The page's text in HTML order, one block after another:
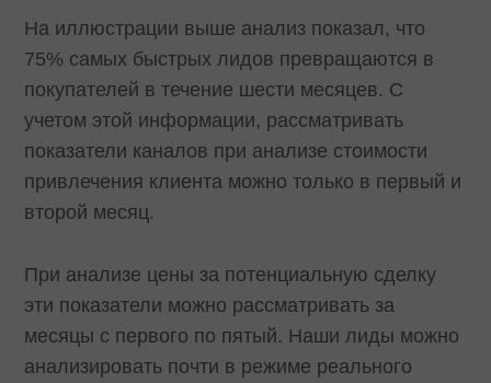
На иллюстрации выше анализ показал, что
75% самых быстрых лидов превращаются в
покупателей в течение шести месяцев. С
учетом этой информации, рассматривать
показатели каналов при анализе стоимости
привлечения клиента можно только в первый и
второй месяц.
При анализе цены за потенциальную сделку
эти показатели можно рассматривать за
месяцы с первого по пятый. Наши лиды можно
анализировать почти в режиме реального